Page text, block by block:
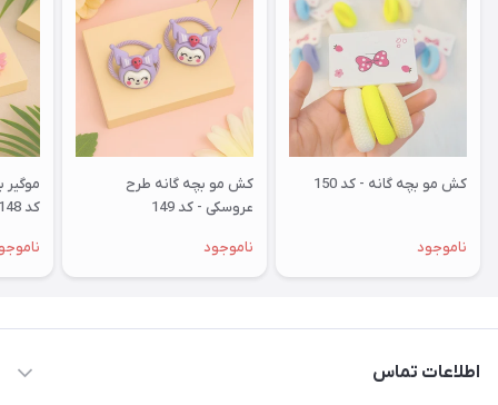
کش مو بچه گانه - کد 150
ناموجود
کش مو بچه گانه طرح
عروسکی - کد 149
ناموجود
کد 148
اطلاعات تماس